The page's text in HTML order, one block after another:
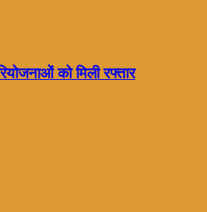
को मिली रफ्तार